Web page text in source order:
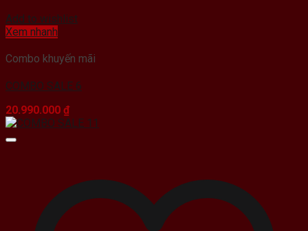
Add to wishlist
Xem nhanh
Combo khuyến mãi
COMBO SALE 6
20.990.000 ₫